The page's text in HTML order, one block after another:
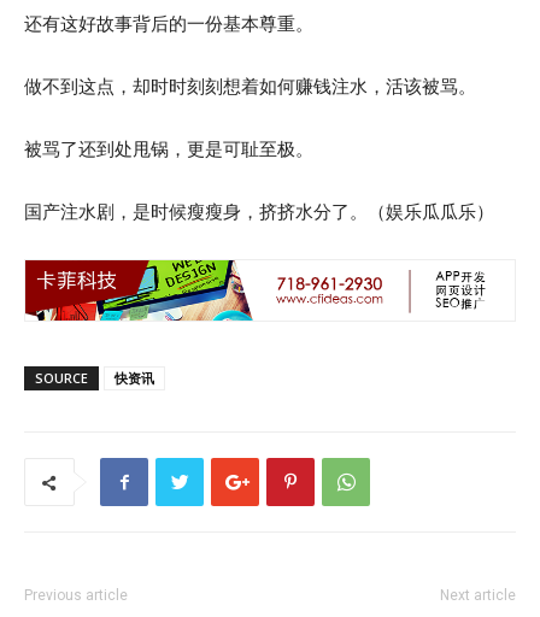
还有这好故事背后的一份基本尊重。
做不到这点，却时时刻刻想着如何赚钱注水，活该被骂。
被骂了还到处甩锅，更是可耻至极。
国产注水剧，是时候瘦瘦身，挤挤水分了。（娱乐瓜瓜乐）
SOURCE 快资讯
Previous article Next article